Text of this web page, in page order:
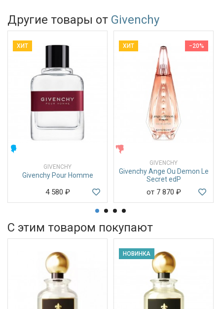
Другие товары от Givenchy
ХИТ
GIVENCHY
Givenchy Pour Homme
4 580 ₽
−20%
ХИТ
GIVENCHY
Givenchy Ange Ou Demon Le
Secret edP
от 7 870 ₽
С этим товаром покупают
НОВИНКА